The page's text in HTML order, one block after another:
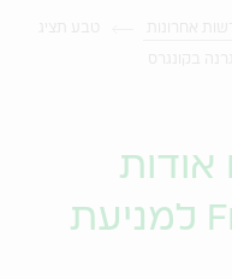
אודות
Fremanezumab למניעת